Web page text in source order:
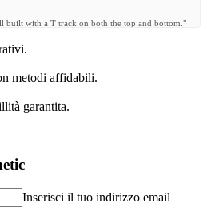
built with a T track on both the top and bottom."
metodi affidabili.
garantita.
Inserisci il tuo indirizzo email